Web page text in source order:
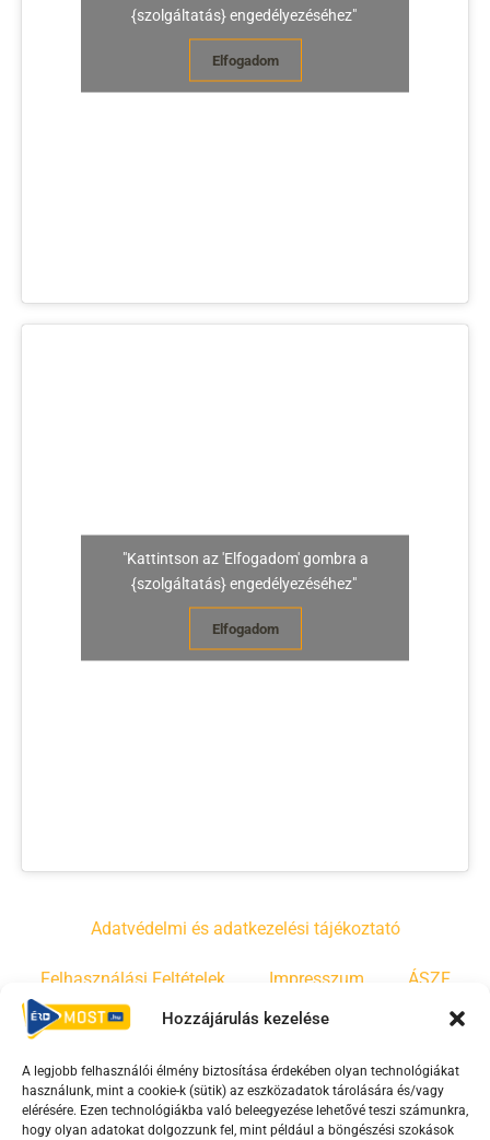
Hozzájárulás kezelése
A legjobb felhasználói élmény biztosítása érdekében olyan technológiákat
használunk, mint a cookie-k (sütik) az eszközadatok tárolására és/vagy
elérésére. Ezen technológiákba való beleegyezése lehetővé teszi számunkra,
hogy olyan adatokat dolgozzunk fel, mint például a böngészési szokások
{szolgáltatás} engedélyezéséhez"
Elfogadom
"Kattintson az 'Elfogadom' gombra a
{szolgáltatás} engedélyezéséhez"
Elfogadom
Adatvédelmi és adatkezelési tájékoztató
Felhasználási Feltételek Impresszum ÁSZF
Irányelvek Moderálási szabályzat
F
Y
T